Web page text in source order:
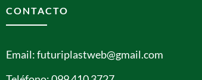
CONTACTO
Email: futuriplastweb@gmail.com